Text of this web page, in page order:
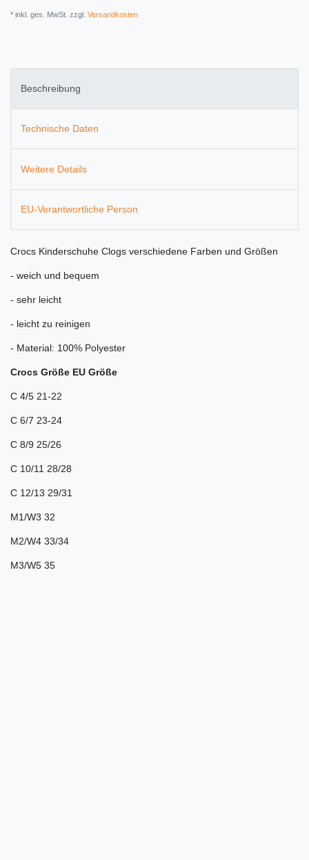
* inkl. ges. MwSt. zzgl. Versandkosten
Beschreibung
Technische Daten
Weitere Details
EU-Verantwortliche Person
Crocs Kinderschuhe Clogs verschiedene Farben und Größen
- weich und bequem
- sehr leicht
- leicht zu reinigen
- Material: 100% Polyester
Crocs Größe EU Größe
C 4/5 21-22
C 6/7 23-24
C 8/9 25/26
C 10/11 28/28
C 12/13 29/31
M1/W3 32
M2/W4 33/34
M3/W5 35